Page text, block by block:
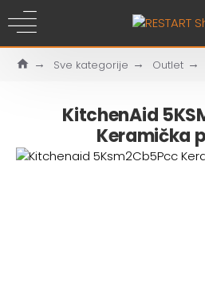
Sve kategorije Outlet
KitchenAid
Keramička